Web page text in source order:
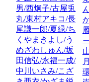
男/西炯子/古屋兎
丸/東村アキコ/長
尾謙一郎/夏緑/ち
くやまきよし/う
めざわしゅん/坂
田信弘/永福一成/
中川いさみ/こざ